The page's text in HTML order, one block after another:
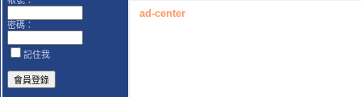
密碼：
記住我
ad-center